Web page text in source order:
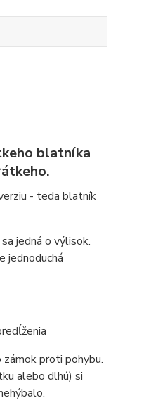
blatníka
- teda blatník
jedná o výlisok.
jednoduchá
proti pohybu.
alebo dlhú) si